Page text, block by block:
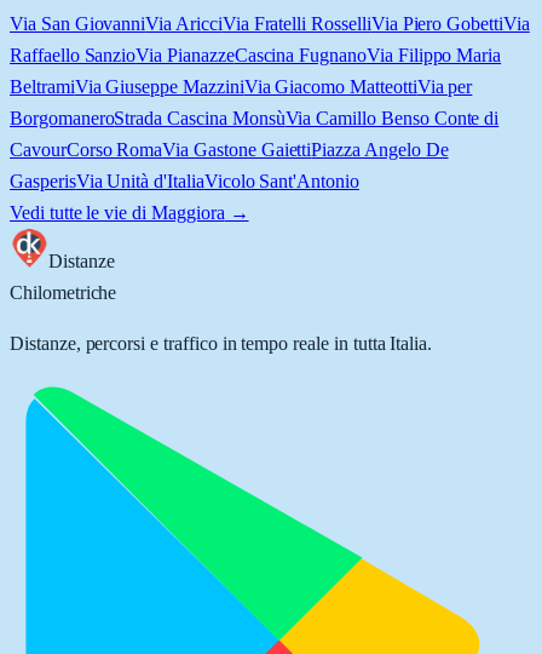
Via San GiovanniVia AricciVia Fratelli RosselliVia Piero GobettiVia
Raffaello SanzioVia PianazzeCascina FugnanoVia Filippo Maria
BeltramiVia Giuseppe MazziniVia Giacomo MatteottiVia per
BorgomaneroStrada Cascina MonsùVia Camillo Benso Conte di
CavourCorso RomaVia Gastone GaiettiPiazza Angelo De
GasperisVia Unità d'ItaliaVicolo Sant'Antonio
Vedi tutte le vie di Maggiora →
Distanze
Chilometriche
Distanze, percorsi e traffico in tempo reale in tutta Italia.